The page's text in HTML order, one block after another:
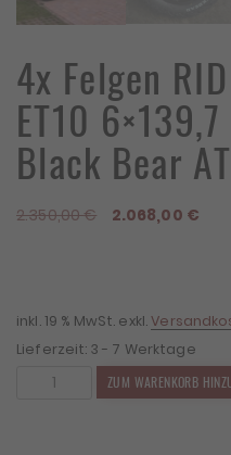
4x Felgen
ET10
Black Bear
2.350,00€
Ursprünglicher
2.068,00 €
inkl. 19 % MwSt. exkl.
Lieferzeit: 3 - 7 Werktage
ZUM WARENKORB